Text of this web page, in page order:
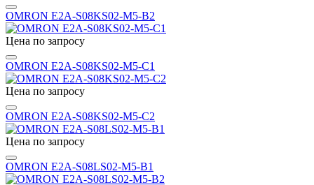
OMRON E2A-S08KS02-M5-B2
Цена по запросу
OMRON E2A-S08KS02-M5-C1
Цена по запросу
OMRON E2A-S08KS02-M5-C2
Цена по запросу
OMRON E2A-S08LS02-M5-B1